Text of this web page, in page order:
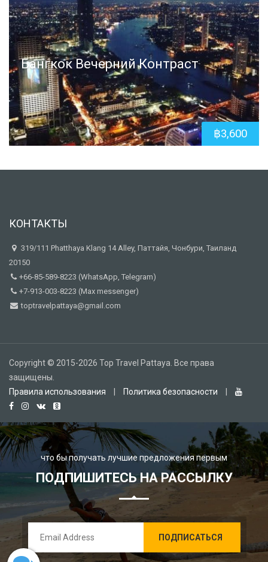
Бангкок Вечерний Контраст
฿3,600
КОНТАКТЫ
319/111 Phatthaya Klang 14 Alley, Паттайя, Чонбури, Таиланд
20150
+66-85-589-8223 (WhatsApp, Telegram)
+7-913-003-8223 (Max messenger)
toptravelpattaya@gmail.com
Copyright © 2015-2026 Top Travel Pattaya. Все права
защищены.
Правила использования
Политика безопасности
что бы получать лучшие предложения первым
ПОДПИШИТЕСЬ НА РАССЫЛКУ